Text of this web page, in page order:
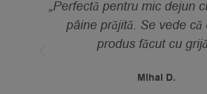
„Perfectă pentru mic dejun
pâine prăjită. Se vede că
produs făcut cu
Mihai D.